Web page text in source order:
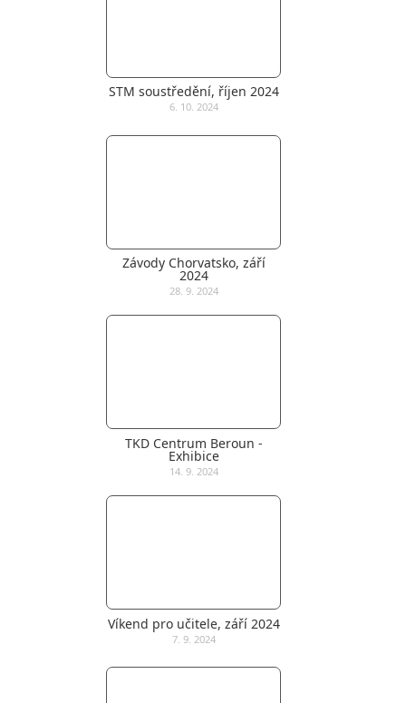
STM soustředění, říjen 2024
6. 10. 2024
Závody Chorvatsko, září
2024
28. 9. 2024
TKD Centrum Beroun -
Exhibice
14. 9. 2024
Víkend pro učitele, září 2024
7. 9. 2024